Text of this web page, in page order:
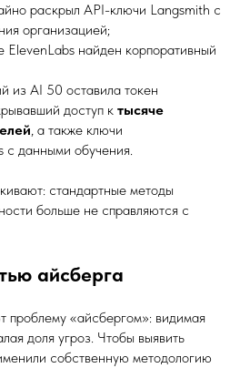
раскрыл API-ключи Langsmith с
организацией;
ElevenLabs найден корпоративный
из AI 50 оставила токен
доступ к тысяче
, а также ключи
с данными обучения.
стандартные методы
больше не справляются с
айсберга
проблему «айсбергом»: видимая
доля угроз. Чтобы выявить
собственную методологию